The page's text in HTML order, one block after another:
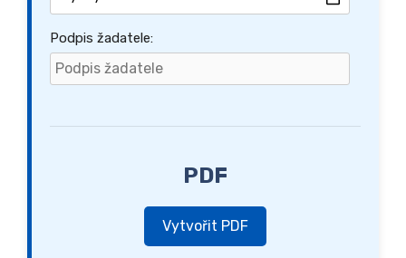
Podpis žadatele:
PDF
Vytvořit PDF